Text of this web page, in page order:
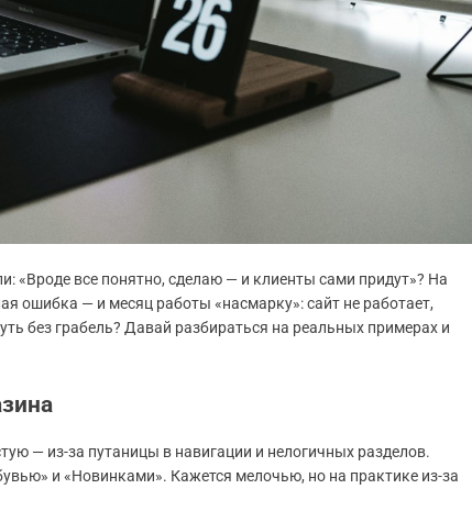
«Вроде все понятно, сделаю — и клиенты сами придут»? На
ошибка — и месяц работы «насмарку»: сайт не работает,
без грабель? Давай разбираться на реальных примерах и
— из-за путаницы в навигации и нелогичных разделов.
и «Новинками». Кажется мелочью, но на практике из-за